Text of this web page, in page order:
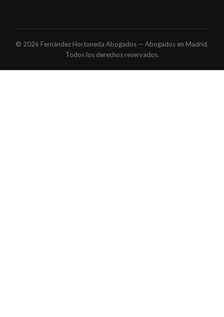
© 2026 Fernández Hortoneda Abogados — Abogados en Madrid.
Todos los derechos reservados.